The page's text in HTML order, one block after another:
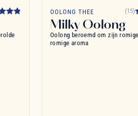
OOLONG THEE (15)
Milky Oolong
Oolong beroemd om zijn
romige aroma